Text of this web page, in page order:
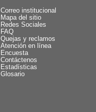
Correo institucional
Mapa del sitio
Redes Sociales
FAQ
Quejas y reclamos
Atención en línea
Encuesta
Contáctenos
Estadísticas
Glosario